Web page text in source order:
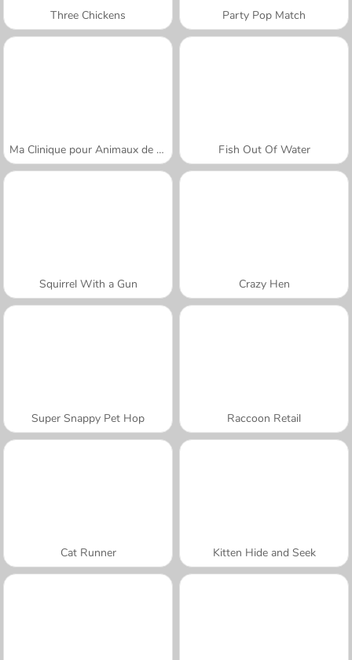
Three Chickens Party Pop Match
Ma Clinique pour Animaux de Compagnie Fish Out Of Water
Squirrel With a Gun Crazy Hen
Super Snappy Pet Hop Raccoon Retail
Cat Runner Kitten Hide and Seek